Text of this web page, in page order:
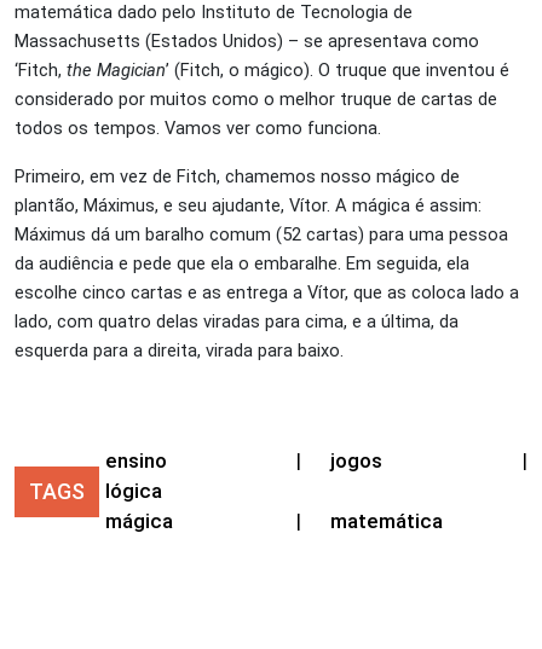
matemática dado pelo Instituto de Tecnologia de
Massachusetts (Estados Unidos) – se apresentava como
‘Fitch, the Magician’ (Fitch, o mágico). O truque que inventou é
considerado por muitos como o melhor truque de cartas de
todos os tempos. Vamos ver como funciona.
Primeiro, em vez de Fitch, chamemos nosso mágico de
plantão, Máximus, e seu ajudante, Vítor. A mágica é assim:
Máximus dá um baralho comum (52 cartas) para uma pessoa
da audiência e pede que ela o embaralhe. Em seguida, ela
escolhe cinco cartas e as entrega a Vítor, que as coloca lado a
lado, com quatro delas viradas para cima, e a última, da
esquerda para a direita, virada para baixo.
TAGS
ensino | jogos
|
lógica
mágica
| matemática